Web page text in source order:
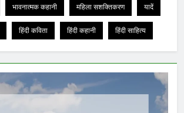
भावनात्मक कहानी महिला सशक्तिकरण यादें
हिंदी कविता हिंदी कहानी हिंदी साहित्य